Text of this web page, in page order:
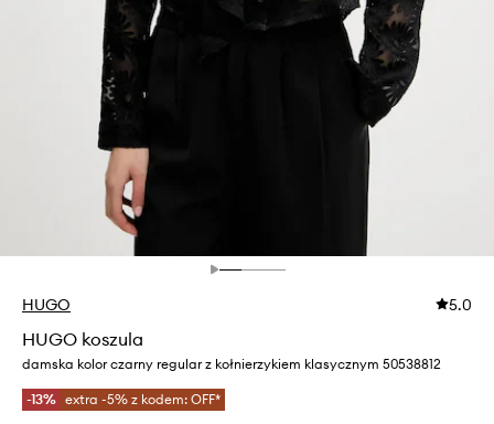
HUGO 5.0
HUGO koszula
damska kolor czarny regular z kołnierzykiem klasycznym 50538812
-13% extra -5% z kodem: OFF*